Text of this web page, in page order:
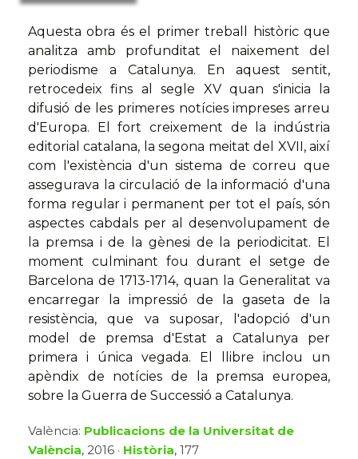
Aquesta obra és el primer treball històric que
analitza amb profunditat el naixement del
periodisme a Catalunya. En aquest sentit,
retrocedeix fins al segle XV quan s'inicia la
difusió de les primeres notícies impreses arreu
d'Europa. El fort creixement de la indústria
editorial catalana, la segona meitat del XVII, així
com l'existència d'un sistema de correu que
assegurava la circulació de la informació d'una
forma regular i permanent per tot el país, són
aspectes cabdals per al desenvolupament de
la premsa i de la gènesi de la periodicitat. El
moment culminant fou durant el setge de
Barcelona de 1713-1714, quan la Generalitat va
encarregar la impressió de la gaseta de la
resistència, que va suposar, l'adopció d'un
model de premsa d'Estat a Catalunya per
primera i única vegada. El llibre inclou un
apèndix de notícies de la premsa europea,
sobre la Guerra de Successió a Catalunya.
València: Publicacions de la Universitat de
València, 2016 · Història, 177